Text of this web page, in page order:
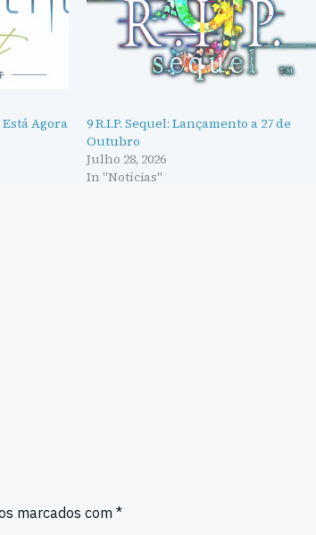
Está Agora
9 R.I.P. Sequel: Lançamento a 27 de
Outubro
Julho 28, 2026
In "Notícias"
marcados com *